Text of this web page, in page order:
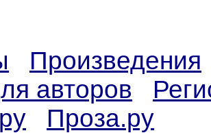
Произведения
авторов
Проза.ру